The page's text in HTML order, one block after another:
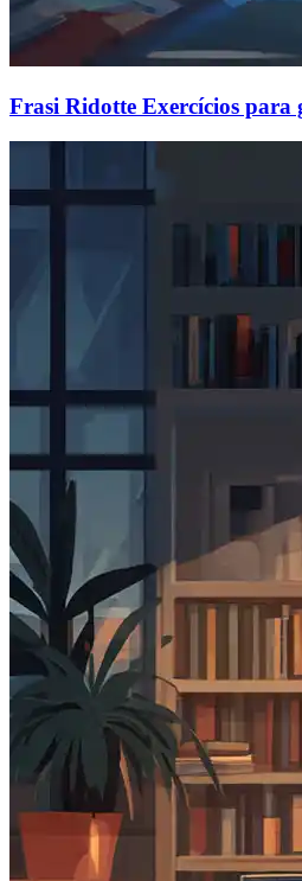
Frasi Ridotte Exercícios para